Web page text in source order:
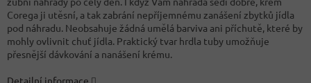
Corega ji utěsní, a tak zabrání nepříjemnému zanášení zbytků jídla
pod náhradu. Neobsahuje žádná umělá barviva ani příchutě, které by
mohly ovlivnit chuť jídla. Praktický tvar hrdla tuby umožňuje
přesnější dávkování a nanášení krému.
Detailní informace